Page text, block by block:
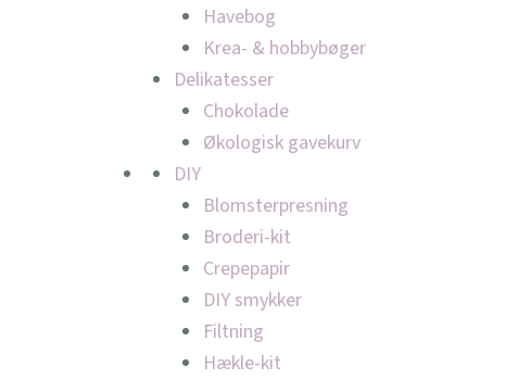
Havebog
Krea- & hobbybøger
Delikatesser
Chokolade
Økologisk gavekurv
DIY
Blomsterpresning
Broderi-kit
Crepepapir
DIY smykker
Filtning
Hækle-kit